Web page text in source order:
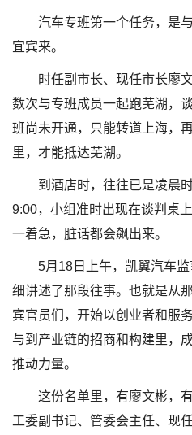
汽车专班第一个任务，是
宜宾来。
时任副市长、现任市长廖
数次与专班成员一起跑芜湖，
班尚未开通，只能转道上海，
里，才能抵达芜湖。
到酒店时，往往已是凌晨
9:00，小组准时出现在谈判桌
一着急，脏话都会飙出来。
5月18日上午，凯翼汽车
细讲述了那段往事。也就是从
宾官员们，开始以创业者和服
与到产业链的招商和构建里，
推动力量。
这份名单里，有廖文彬，
工委副书记、管委会主任、现